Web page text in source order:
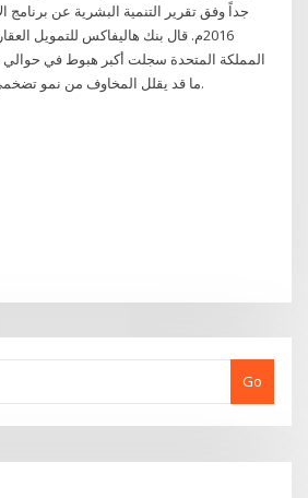
جداً وفق تقرير التنمية البشرية عن برنامج
2016م. قال بنك هاليفاكس للتمويل
المملكة المتحدة سجلت أكبر هبوط في
ما قد يقلل المخاوف من نمو تضخمي محتمل لسوق المساكن.
Go